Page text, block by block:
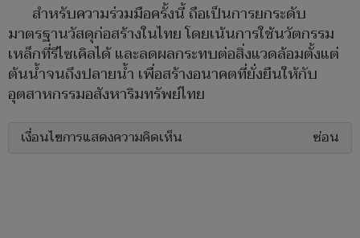
สำหรับความร่วมมือครั้งนี้ ถือเป็นการยกระดับ
มาตรฐานวัสดุก่อสร้างในไทย โดยเน้นการใช้นวัตกรรม
เหล็กที่รีไซเคิลได้ และลดผลกระทบต่อสิ่งแวดล้อมตั้งแต่
ต้นน้ำจนถึงปลายน้ำ เพื่อสร้างอนาคตที่ยั่งยืนให้กับ
อุตสาหกรรมอสังหาริมทรัพย์ไทย
เงื่อนไขการแสดงความคิดเห็น ซ่อน